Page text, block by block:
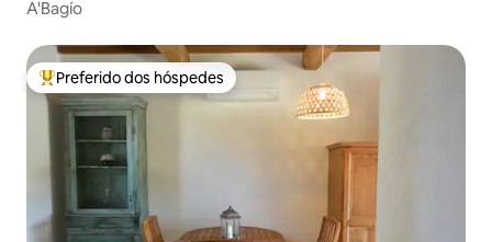
A'Bagío
Entre os melhores preferidos dos hóspedes
Preferido dos hóspedes